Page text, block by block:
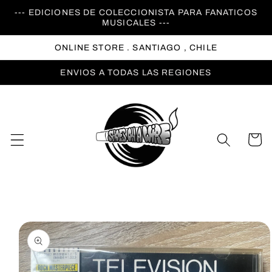
directamente
--- EDICIONES DE COLECCIONISTA PARA FANATICOS
MUSICALES ---
ONLINE STORE . SANTIAGO , CHILE
ENVIOS A TODAS LAS REGIONES
Carrito
directamente
a la
información
del producto